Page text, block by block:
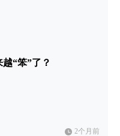
“笨”了？
2个月前